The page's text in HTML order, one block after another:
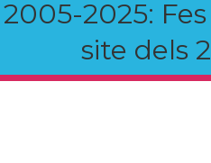
2005-2025:
site dels